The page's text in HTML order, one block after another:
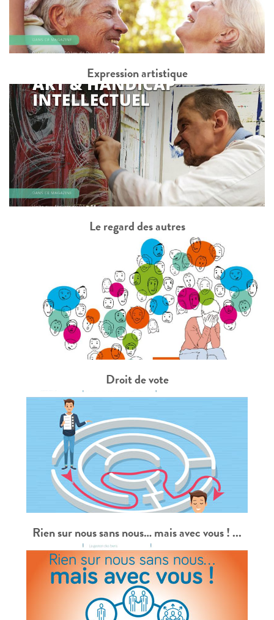
Expression artistique
Le regard des autres
Droit de vote
Rien sur nous sans nous… mais avec vous ! ...